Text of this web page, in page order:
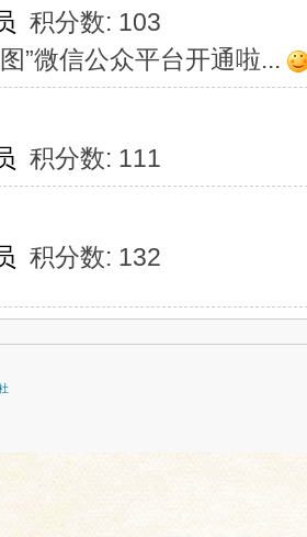
积分数: 103
”微信公众平台开通啦...
积分数: 111
积分数: 132